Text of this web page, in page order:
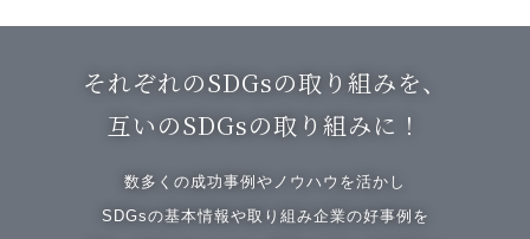
それぞれのSDGsの取り組みを、
互いのSDGsの取り組みに！
数多くの成功事例やノウハウを活かし
SDGsの基本情報や取り組み企業の好事例を